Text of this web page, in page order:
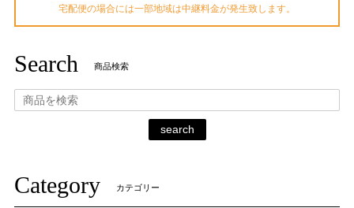
宅配便の場合には一部地域は中継料金が発生致します。
Search 商品検索
search
Category カテゴリー